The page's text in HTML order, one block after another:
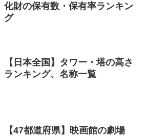
化財の保有数・保有率ランキン
グ
【日本全国】タワー・塔の高さ
ランキング、名称一覧
【47都道府県】映画館の劇場